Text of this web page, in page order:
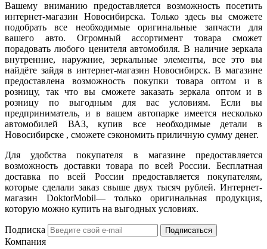
Вашему вниманию предоставляется возможность посетить
интернет-магазин Новосибирска. Только здесь вы сможете
подобрать все необходимые оригинальные запчасти для
вашего авто. Огромный ассортимент товара сможет
порадовать любого ценителя автомобиля. В наличие зеркала
внутренние, наружние, зеркальные элементы, все это вы
найдёте зайдя в интернет-магазин Новосибирск. В магазине
предоставлена возможность покупки товара оптом и в
розницу, так что вы сможете заказать зеркала оптом и в
розницу по выгодным для вас условиям. Если вы
предприниматель, и в вашем автопарке имеется несколько
автомобилей ВАЗ, купив все необходимые детали в
Новосибирске , сможете сэкономить приличную сумму денег.
Для удобства покупателя в магазине предоставляется
возможность доставки товара по всей России. Бесплатная
доставка по всей России предоставляется покупателям,
которые сделали заказ свыше двух тысяч рублей. Интернет-
магазин DoktorMobil— только оригинальная продукция,
которую можно купить на выгодных условиях.
Подписка Подписаться
Компания